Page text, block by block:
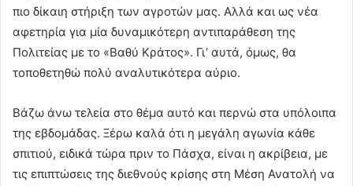
πιο δίκαιη στήριξη των αγροτών μας. Αλλά και ως νέα
αφετηρία για μία δυναμικότερη αντιπαράθεση της
Πολιτείας με το «Βαθύ Κράτος». Γι’ αυτά, όμως, θα
τοποθετηθώ πολύ αναλυτικότερα αύριο.
Βάζω άνω τελεία στο θέμα αυτό και περνώ στα υπόλοιπα
της εβδομάδας. Ξέρω καλά ότι η μεγάλη αγωνία κάθε
σπιτιού, ειδικά τώρα πριν το Πάσχα, είναι η ακρίβεια, με
τις επιπτώσεις της διεθνούς κρίσης στη Μέση Ανατολή να